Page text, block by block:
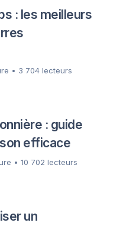
: les meilleurs
• 3 704 lecteurs
: guide
efficace
• 10 702 lecteurs
un